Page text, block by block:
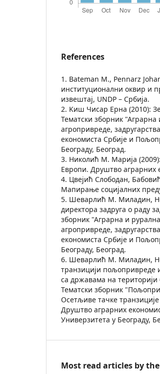
References
1. Bateman M., Pennarz
институционални оквир и
извештај, UNDP – Србија.
2. Kиш Чисар Ерна (2010):
Тематски зборник
агропривреде,
економиста Србије и
Београду, Београд.
3. Николић М. Марија
Европи. Друштво аграрних
4. Цвејић Слободан,
Мапирање социјалних
5. Шеварлић М. Миладин,
директора задруга о раду
зборник "Аграрна и
агропривреде,
економиста Србије и
Београду, Београд.
6. Шеварлић М. Миладин,
транзицији пољопривреде
са државама на
Тематски зборник
Осетљиве тачке
Друштво аграрних
Универзитета у Београду,
Most read articles by